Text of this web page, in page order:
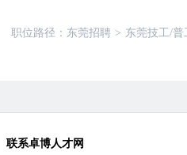
职位路径： 东莞招聘 > 东莞技工/普
联系卓博人才网